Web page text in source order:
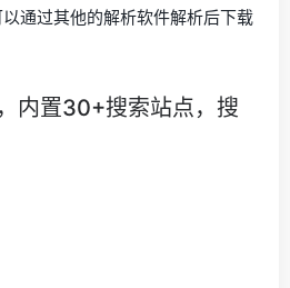
通过其他的解析软件解析后下载
内置30+搜索站点，搜